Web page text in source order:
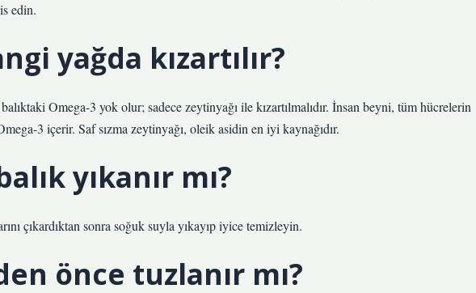
edin.
yağda kızartılır?
balıktaki Omega-3 yok olur; sadece zeytinyağı ile kızartılmalıdır. İnsan beyni, tüm hücrelerin
3 içerir. Saf sızma zeytinyağı, oleik asidin en iyi kaynağıdır.
yıkanır mı?
çıkardıktan sonra soğuk suyla yıkayıp iyice temizleyin.
önce tuzlanır mı?